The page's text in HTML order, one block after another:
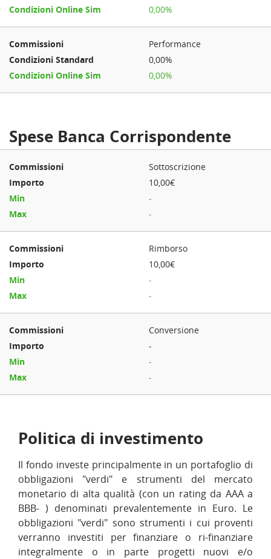
0,00%
Performance
0,00%
0,00%
Spese Banca Corrispondente
Sottoscrizione
10,00€
-
-
Rimborso
10,00€
-
-
Conversione
-
-
-
Politica di investimento
Il fondo investe principalmente in un portafoglio di
obbligazioni "verdi" e strumenti del mercato
monetario di alta qualità (con un rating da AAA a
BBB- ) denominati prevalentemente in Euro. Le
obbligazioni "verdi" sono strumenti i cui proventi
verranno investiti per finanziare o ri-finanziare
integralmente o in parte progetti nuovi e/o